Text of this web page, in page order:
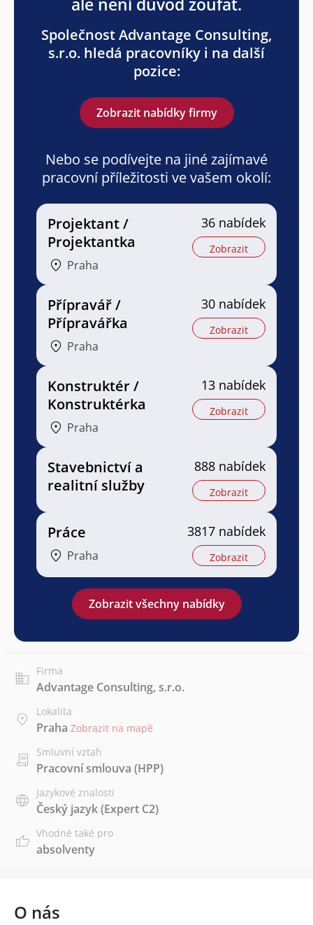
Společnost Advantage Consulting,
s.r.o. hledá pracovníky i na další
pozice:
Zobrazit nabídky firmy
Nebo se podívejte na jiné zajímavé
pracovní příležitosti ve vašem okolí:
Projektant /
Projektantka
Praha
36 nabídek
Zobrazit
Přípravář /
Přípravářka
Praha
30 nabídek
Zobrazit
Konstruktér /
Konstruktérka
Praha
13 nabídek
Zobrazit
Stavebnictví a
realitní služby
888 nabídek
Zobrazit
Práce
Praha
3817 nabídek
Zobrazit
Zobrazit všechny nabídky
Firma
Advantage Consulting, s.r.o.
Lokalita
Praha Zobrazit na mapě
Smluvní vztah
Pracovní smlouva (HPP)
Jazykové znalosti
Český jazyk(Expert C2)
Vhodné také pro
absolventy
O nás